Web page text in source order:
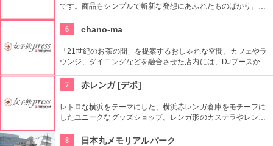
です。商品もシンプルで斬新な発想にあふれたものばかり。オ
「nabe」を中心に展開しています。
6 chano-ma
「21世紀のお茶の間」を提案するおしゃれな空間。カフェやラ
ウンジ、ダイニングなどを融合させた店内には、DJブースから
ツのパフェ、コーヒー好きにはシングルオリジンコーヒーを用
意。ランチはシチューなどにも相性のよい、おかわり自由のパ
ンがついて好評です。
7 赤レンガ [デポ]
レトロな横浜をテーマにした、横浜赤レンガ倉庫をモチーフに
したユニークなグッズショップ。レンガ形のカステラやレンガ
な商品がいろいろ。お手ごろ価格のお土産が探せます。
8 日本丸メモリアルパーク